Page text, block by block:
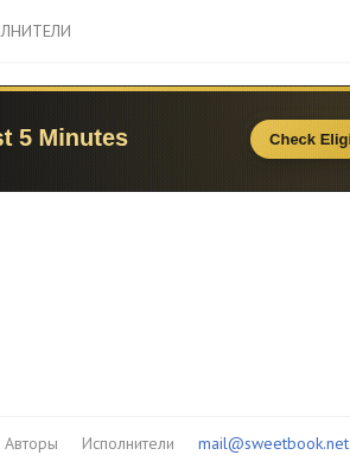
Авторы Исполнители mail@sweetbook.net